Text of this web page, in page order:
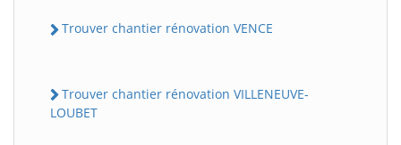
Trouver chantier rénovation VENCE
Trouver chantier rénovation VILLENEUVE-
LOUBET